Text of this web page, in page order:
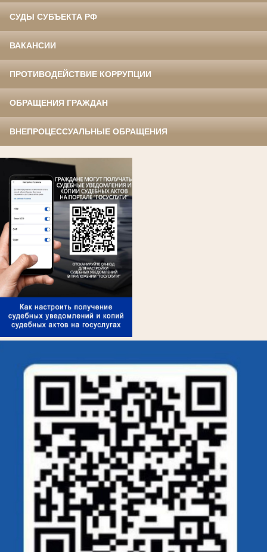
СУДЫ СУБЪЕКТА РФ
ВАКАНСИИ
ПРОТИВОДЕЙСТВИЕ КОРРУПЦИИ
ОБРАЩЕНИЯ ГРАЖДАН
ВНЕПРОЦЕССУАЛЬНЫЕ ОБРАЩЕНИЯ